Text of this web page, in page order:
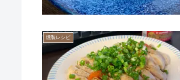
燻製レシピ